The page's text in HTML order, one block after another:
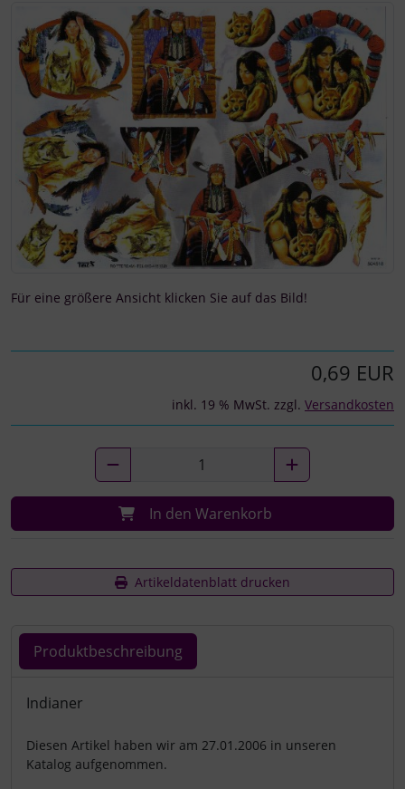
Wenn mehr als ein Produktbild existiert, können Sie die
Für eine größere Ansicht klicken Sie auf das Bild!
0,69 EUR
inkl. 19 % MwSt. zzgl. Versandkosten
In den Warenkorb
Artikeldatenblatt drucken
Produktbeschreibung
Produktbeschreibung
Indianer
Diesen Artikel haben wir am 27.01.2006 in unseren
Katalog aufgenommen.